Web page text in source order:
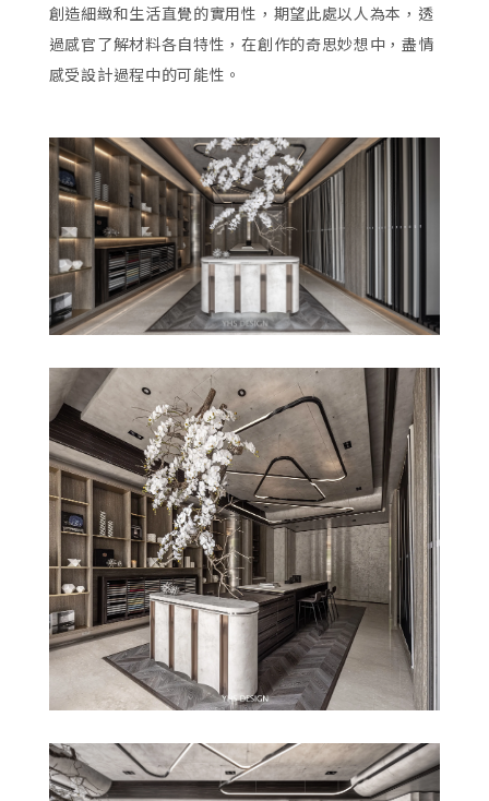
創造細緻和生活直覺的實用性，期望此處以人為本，透
過感官了解材料各自特性，在創作的奇思妙想中，盡情
感受設計過程中的可能性。